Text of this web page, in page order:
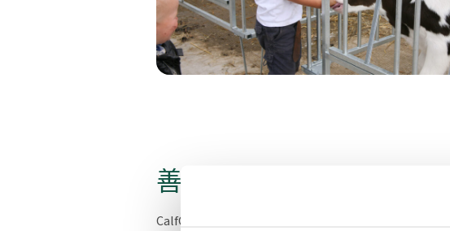
善于创新
CalfOTel® 锐意创新。为了能够对市场上的新发展做